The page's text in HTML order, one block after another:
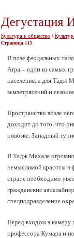
Дегустация
Культура и общество /
Страница 113
В позе феодальных
Агра – один из самых
населения, а для Тадж
землетрясений и
Пространство возле
доходит до того, что
повозке. Западный
В Тадж Махале
немыслимой красоты в
стране необходимо
гражданские
спецподразделение
Перед входом в камеру
профессора Кумара и